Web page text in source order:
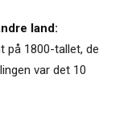
land:
på 1800-tallet, de
var det 10